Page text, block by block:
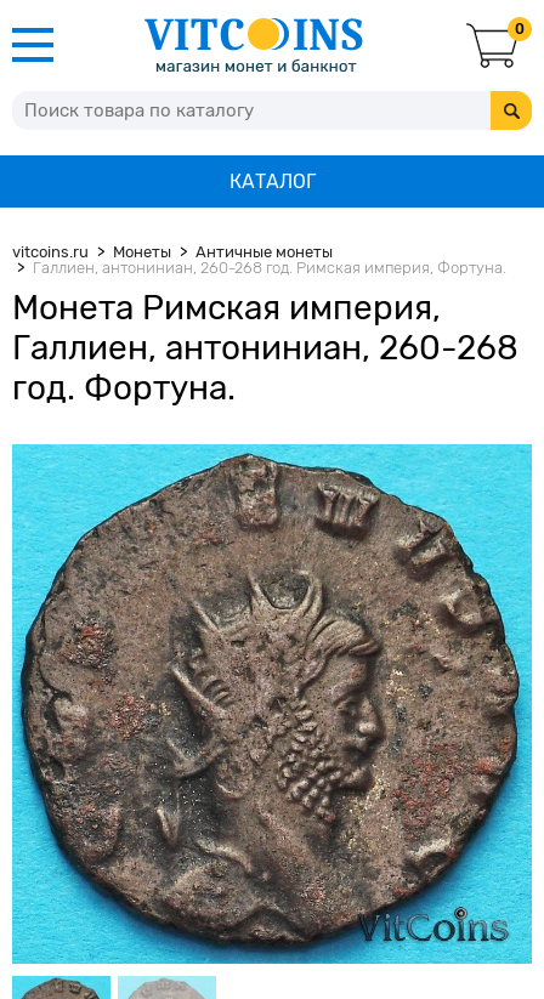
0
КАТАЛОГ
vitcoins.ru Монеты
Античные монеты
Галлиен, антониниан, 260-268 год. Римская империя, Фортуна.
Монета Римская империя,
Галлиен, антониниан, 260-268
год. Фортуна.